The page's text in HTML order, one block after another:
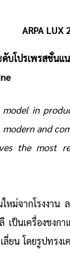
ARPA LUX
ดับโปรเพรสชั่นแ
in
and
the most
หม่จากโรงงาน
เป็นเครื่องชงก
ลี่ยน โดยรูปทรง